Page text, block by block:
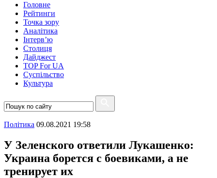
Головне
Рейтинги
Точка зору
Аналітика
Інтерв’ю
Столиця
Дайджест
TOP For UA
Суспiльство
Культура
Полiтика 09.08.2021 19:58
У Зеленского ответили Лукашенко:
Украина борется с боевиками, а не
тренирует их